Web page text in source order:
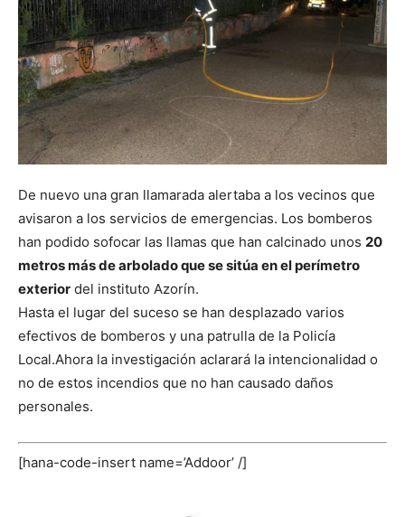
De nuevo una gran llamarada alertaba a los vecinos que
avisaron a los servicios de emergencias. Los bomberos
han podido sofocar las llamas que han calcinado unos 20
metros más de arbolado que se sitúa en el perímetro
exterior del instituto Azorín.
Hasta el lugar del suceso se han desplazado varios
efectivos de bomberos y una patrulla de la Policía
Local.Ahora la investigación aclarará la intencionalidad o
no de estos incendios que no han causado daños
personales.
[hana-code-insert name=’Addoor’ /]